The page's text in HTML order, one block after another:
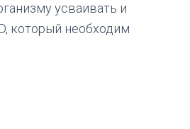
усваивать и
который необходим